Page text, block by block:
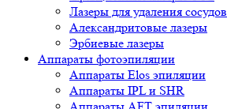
Лазеры для удаления сосудов
Александритовые лазеры
Эрбиевые лазеры
Аппараты фотоэпиляции
Аппараты Elos эпиляции
Аппараты IPL и SHR